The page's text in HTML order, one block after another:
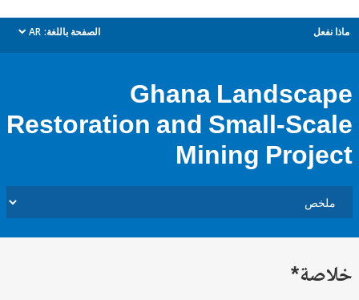
الصفحة باللغة: AR
dropdown
Ghana
Restoration and Small-
Mining